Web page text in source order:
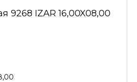
9268 IZAR 16,00X08,00